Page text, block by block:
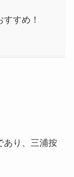
すめ！
あり、三浦按